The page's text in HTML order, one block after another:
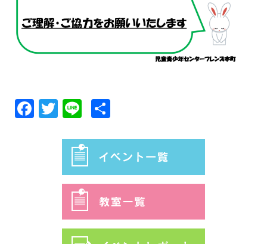
Facebook
Twitter
Line